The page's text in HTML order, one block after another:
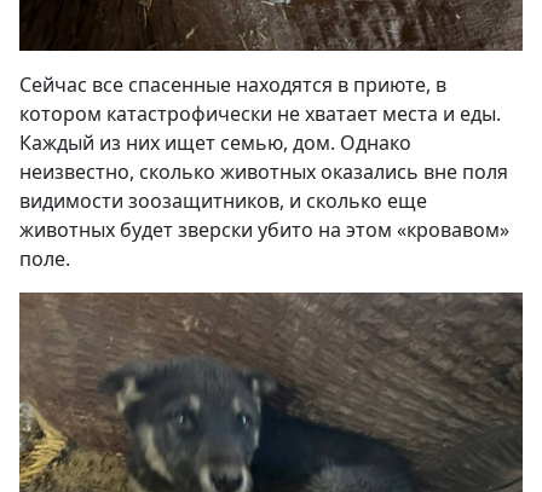
Сейчас все спасенные находятся в приюте, в
котором катастрофически не хватает места и еды.
Каждый из них ищет семью, дом. Однако
неизвестно, сколько животных оказались вне поля
видимости зоозащитников, и сколько еще
животных будет зверски убито на этом «кровавом»
поле.